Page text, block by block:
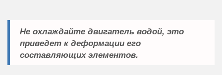
Не охлаждайте двигатель водой, это
приведет к деформации его
составляющих элементов.